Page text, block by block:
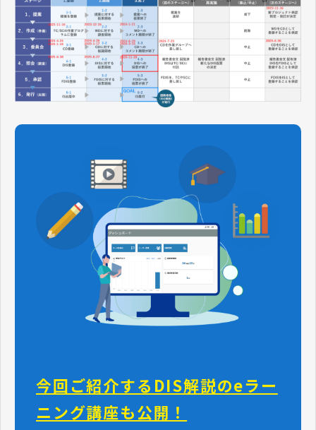
今回ご紹介するDIS解説のeラー
ニング講座も公開！